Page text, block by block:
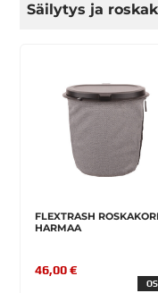
Säilytys ja
FLEXTRASH
HARMAA
46,00 €